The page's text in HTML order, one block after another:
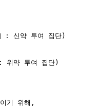
: 신약 투여 집단)
위약 투여 집단)
기 위해,